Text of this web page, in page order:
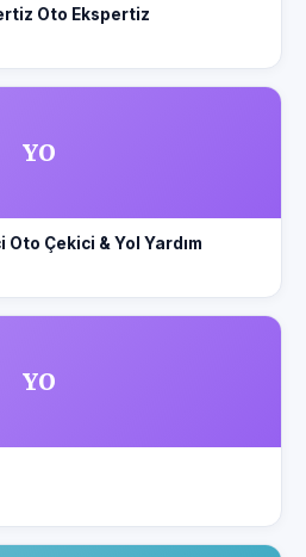
Oto Ekspertiz
YO
Oto Çekici & Yol Yardım
YO